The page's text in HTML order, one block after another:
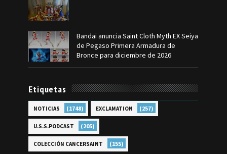
Bandai anuncia Saint Cloth Myth EX Seiya
de Pegaso Primera Armadura de
Bronce para diciembre de 2026
Etiquetas
NOTICIAS (1748) EXCLAMATION (257)
U.S.S.PODCAST (205)
COLECCIÓN CANCERSAINT (155)